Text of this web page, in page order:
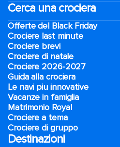
Cerca una crociera
Offerte del Black Friday
Crociere last minute
Crociere brevi​
Crociere di natale​
Crociere 2026-2027
Guida alla crociera
Le navi piu innovative
Vacanze in famiglia
Matrimonio Royal
Crociere a tema
Crociere di gruppo
Destinazioni